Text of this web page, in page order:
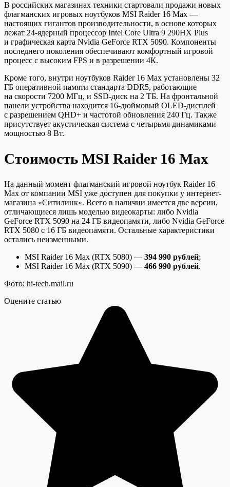
В российских магазинах техники стартовали продажи новых
флагманских игровых ноутбуков MSI Raider 16 Max —
настоящих гигантов производительности, в основе которых
лежат 24-ядерный процессор Intel Core Ultra 9 290HX Plus
и графическая карта Nvidia GeForce RTX 5090. Компоненты
последнего поколения обеспечивают комфортный игровой
процесс с высоким FPS и в разрешении 4К.
Кроме того, внутри ноутбуков Raider 16 Max установлены 32
ГБ оперативной памяти стандарта DDR5, работающие
на скорости 7200 МГц, и SSD-диск на 2 ТБ. На фронтальной
панели устройства находится 16-дюймовый OLED-дисплей
с разрешением QHD+ и частотой обновления 240 Гц. Также
присутствует акустическая система с четырьмя динамиками
мощностью 8 Вт.
Стоимость MSI Raider 16 Max
На данный момент флагманский игровой ноутбук Raider 16
Max от компании MSI уже доступен для покупки у интернет-
магазина «Ситилинк». Всего в наличии имеется две версии,
отличающиеся лишь моделью видеокарты: либо Nvidia
GeForce RTX 5090 на 24 ГБ видеопамяти, либо Nvidia GeForce
RTX 5080 с 16 ГБ видеопамяти. Остальные характеристики
остались неизменными.
MSI Raider 16 Max (RTX 5080) — 394 990 рублей;
MSI Raider 16 Max (RTX 5090) — 466 990 рублей.
Фото: hi-tech.mail.ru
Оцените статью